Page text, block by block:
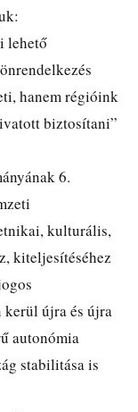
lehető
hanem régióink
biztosítani”
6.
kulturális,
kiteljesítéséhez
kerül újra és újra
autonómia
stabilitása is